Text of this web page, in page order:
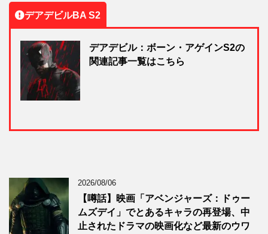
デアデビルBA S2
デアデビル：ボーン・アゲインS2の
関連記事一覧はこちら
2026/08/06
【噂話】映画「アベンジャーズ：ドゥー
ムズデイ」でとあるキャラの再登場、中
止されたドラマの映画化など最新のウワ